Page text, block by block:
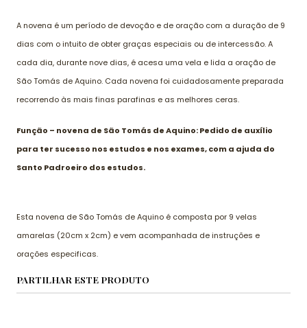
A novena é um período de devoção e de oração com a duração de 9
dias com o intuito de obter graças especiais ou de intercessão. A
cada dia, durante nove dias, é acesa uma vela e lida a oração de
São Tomás de Aquino. Cada novena foi cuidadosamente preparada
recorrendo às mais finas parafinas e as melhores ceras.
Função – novena de São Tomás de Aquino: Pedido de auxílio
para ter sucesso nos estudos e nos exames, com a ajuda do
Santo Padroeiro dos estudos.
Esta novena de São Tomás de Aquino é composta por 9 velas
amarelas (20cm x 2cm) e vem acompanhada de instruções e
orações especificas.
PARTILHAR ESTE PRODUTO